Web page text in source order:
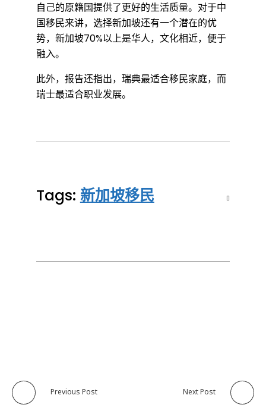
榜
首
自己的原籍国提供了更好的生活质量。对于中
国移民来讲，选择新加坡还有一个潜在的优
势，新加坡70%以上是华人，文化相近，便于
融入。
此外，报告还指出，瑞典最适合移民家庭，而
瑞士最适合职业发展。
Tags: 新加坡移民
Previous Post Next Post